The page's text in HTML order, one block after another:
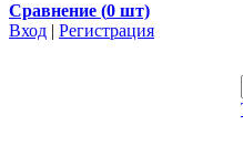
Сравнение (0 шт)
Вход | Регистрация